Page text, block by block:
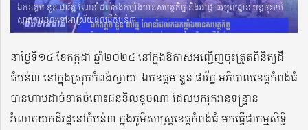
ឯកឧត្តម នួន ផារ័ត្ន ណែនាំដល់កងកម្លាំងមានសមត្ថកិច្ច និងអាជ្ញាធរមូលដ្ឋាន បន្តចុះទប់
ស្កាត់ការចូលទៅអាស្រ័យផលដីតំបន់៣
នាថ្ងៃទី១៤ ខែកក្កដា ឆ្នាំ២០២៤ នៅក្នុងឱកាសអញ្ជើញចុះត្រួតពិនិត្យដី
តំបន់៣ នៅក្នុងស្រុកកំពង់ស្វាយ ឯកឧត្តម នួន ផារ័ត្ន អភិបាលខេត្តកំពង់ធំ
បានហាមដាច់ខាតចំពោះជនខិលខូចណា ដែលមករុករានទន្ទ្រាន
រំលោភយកដីរដ្ឋនៅតំបន់៣ ក្នុងភូមិសាស្ត្រខេត្តកំពង់ធំ មកធ្វើជាកម្មសិទ្ធិ